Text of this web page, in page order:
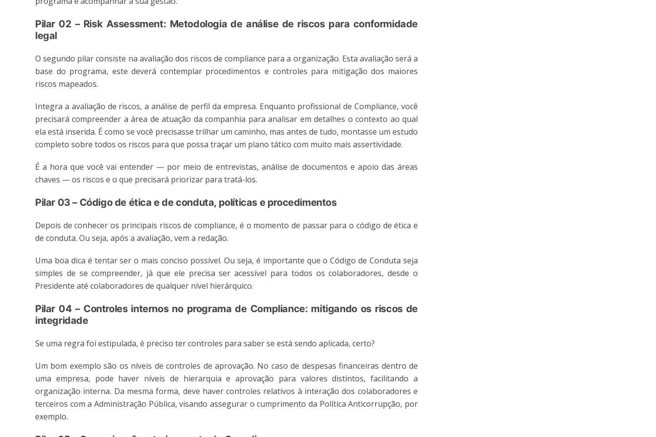
Pilar 02 – Risk Assessment: Metodologia de análise de riscos para conformidade
legal
O segundo pilar consiste na avaliação dos riscos de compliance para a organização. Esta avaliação será a
base do programa, este deverá contemplar procedimentos e controles para mitigação dos maiores
riscos mapeados.
Integra a avaliação de riscos, a análise de perfil da empresa. Enquanto profissional de Compliance, você
precisará compreender a área de atuação da companhia para analisar em detalhes o contexto ao qual
ela está inserida. É como se você precisasse trilhar um caminho, mas antes de tudo, montasse um estudo
completo sobre todos os riscos para que possa traçar um plano tático com muito mais assertividade.
É a hora que você vai entender — por meio de entrevistas, análise de documentos e apoio das áreas
chaves — os riscos e o que precisará priorizar para tratá-los.
Pilar 03 – Código de ética e de conduta, políticas e procedimentos
Depois de conhecer os principais riscos de compliance, é o momento de passar para o código de ética e
de conduta. Ou seja, após a avaliação, vem a redação.
Uma boa dica é tentar ser o mais conciso possível. Ou seja, é importante que o Código de Conduta seja
simples de se compreender, já que ele precisa ser acessível para todos os colaboradores, desde o
Presidente até colaboradores de qualquer nível hierárquico.
Pilar 04 – Controles internos no programa de Compliance: mitigando os riscos de
integridade
Se uma regra foi estipulada, é preciso ter controles para saber se está sendo aplicada, certo?
Um bom exemplo são os níveis de controles de aprovação. No caso de despesas financeiras dentro de
uma empresa, pode haver níveis de hierarquia e aprovação para valores distintos, facilitando a
organização interna. Da mesma forma, deve haver controles relativos à interação dos colaboradores e
terceiros com a Administração Pública, visando assegurar o cumprimento da Política Anticorrupção, por
exemplo.